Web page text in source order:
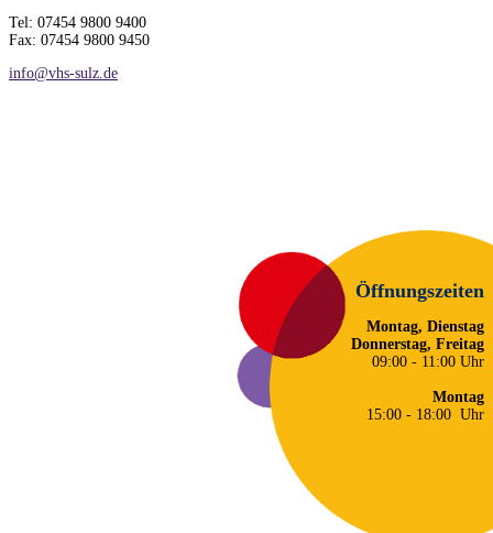
Tel: 07454 9800 9400
Fax: 07454 9800 9450
info@vhs-sulz.de
Öffnungszeiten
Montag, Dienstag
Donnerstag, Freitag
09:00 - 11:00 Uhr
Montag
15:00 - 18:00 Uhr